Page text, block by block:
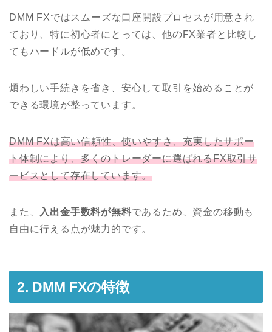
DMM FXではスムーズな口座開設プロセスが用意され
ており、特に初心者にとっては、他のFX業者と比較し
てもハードルが低めです。
煩わしい手続きを省き、安心して取引を始めることが
できる環境が整っています。
DMM FXは高い信頼性、使いやすさ、充実したサポー
ト体制により、多くのトレーダーに選ばれるFX取引サ
ービスとして存在しています。
また、 入出金手数料が無料であるため、資金の移動も
自由に行える点が魅力的です。
2. DMM FXの特徴